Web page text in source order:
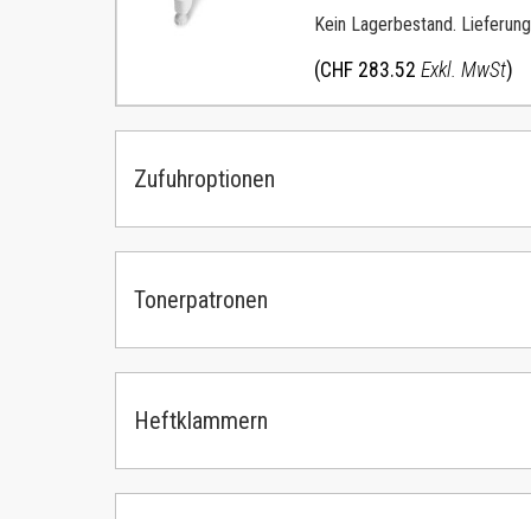
Kein Lagerbestand.
(CHF 283.52 Exkl. MwSt)
Zufuhroptionen
Tonerpatronen
Heftklammern